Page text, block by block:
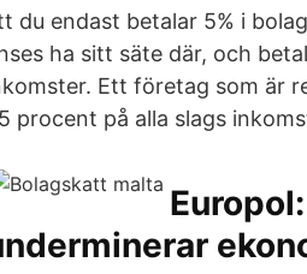
du endast betalar 5% i
ha sitt säte där, och
Ett företag som är
procent på alla slags